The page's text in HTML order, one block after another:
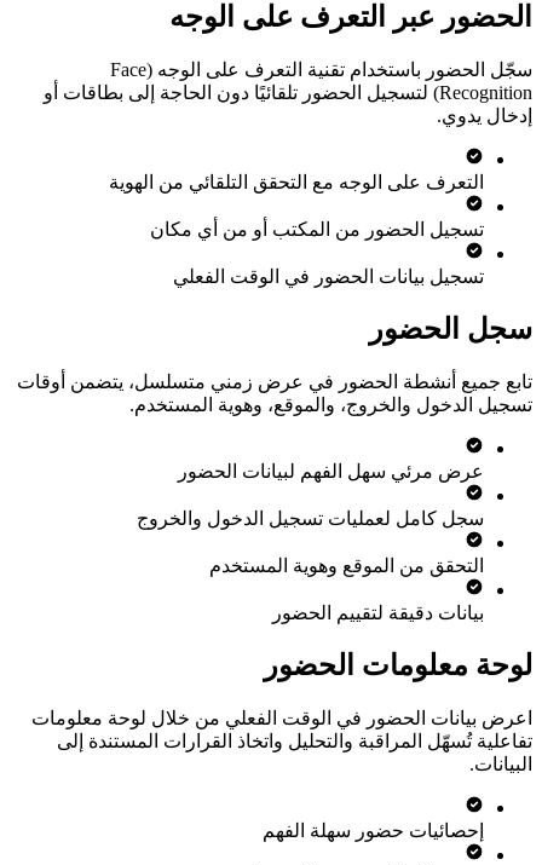
الحضور عبر التعرف على الوجه
سجّل الحضور باستخدام تقنية التعرف على الوجه (Face
Recognition) لتسجيل الحضور تلقائيًا دون الحاجة إلى بطاقات أو
إدخال يدوي.
التعرف على الوجه مع التحقق التلقائي من الهوية
تسجيل الحضور من المكتب أو من أي مكان
تسجيل بيانات الحضور في الوقت الفعلي
سجل الحضور
تابع جميع أنشطة الحضور في عرض زمني متسلسل، يتضمن أوقات
تسجيل الدخول والخروج، والموقع، وهوية المستخدم.
عرض مرئي سهل الفهم لبيانات الحضور
سجل كامل لعمليات تسجيل الدخول والخروج
التحقق من الموقع وهوية المستخدم
بيانات دقيقة لتقييم الحضور
لوحة معلومات الحضور
اعرض بيانات الحضور في الوقت الفعلي من خلال لوحة معلومات
تفاعلية تُسهّل المراقبة والتحليل واتخاذ القرارات المستندة إلى
البيانات.
إحصائيات حضور سهلة الفهم